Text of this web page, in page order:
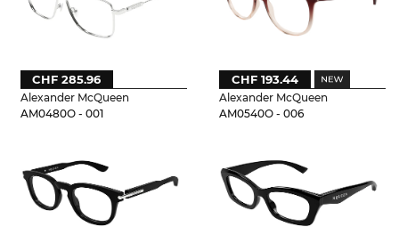
Alexander McQueen
AM0480O - 001
CHF 285.96
Alexander McQueen
AM0540O - 006
CHF 193.44